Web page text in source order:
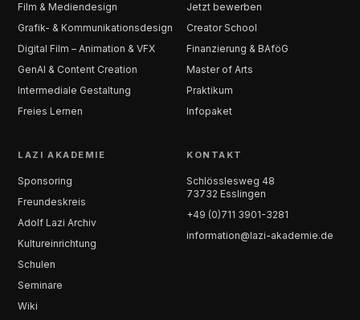
Film & Mediendesign
Grafik- & Kommunikationsdesign
Digital Film – Animation & VFX
GenAI & Content Creation
Intermediale Gestaltung
Freies Lernen
Jetzt bewerben
Creator School
Finanzierung & BAföG
Master of Arts
Praktikum
Infopaket
LAZI AKADEMIE
Sponsoring
Freundeskreis
Adolf Lazi Archiv
Kultureinrichtung
Schulen
Seminare
Wiki
KONTAKT
Schlösslesweg 48
73732 Esslingen
+49 (0)711 3901-3281
information@lazi-akademie.de